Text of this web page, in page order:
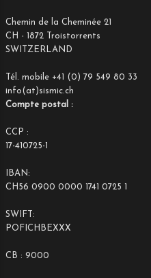
Chemin de la Cheminée 21
CH - 1872 Troistorrents
SWITZERLAND
Tél. mobile +41 (0) 79 549 80 33
info(at)sismic.ch
Compte postal :
CCP :
17-410725-1
IBAN:
CH56 0900 0000 1741 0725 1
SWIFT:
POFICHBEXXX
CB : 9000